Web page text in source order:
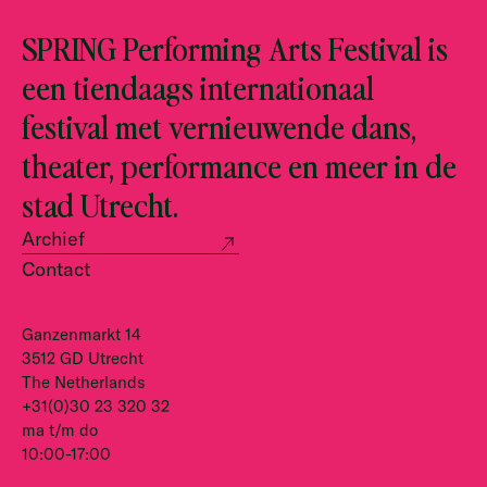
SPRING Performing Arts Festival is
een tiendaags internationaal
festival met vernieuwende dans,
theater, performance en meer in de
stad Utrecht.
Archief
Contact
Ganzenmarkt 14
3512 GD Utrecht
The Netherlands
+31(0)30 23 320 32
ma t/m do
10:00-17:00